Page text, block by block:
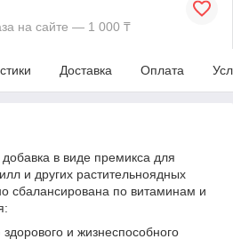
на сайте — 1 000 ₸
Доставка Оплата
в виде премикса для
и других растительноядных
сбалансирована по витаминам и
и жизнеспособного